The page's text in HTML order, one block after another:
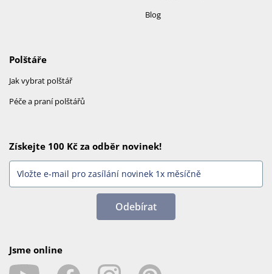
Blog
Polštáře
Jak vybrat polštář
Péče a praní polštářů
Získejte 100 Kč za odběr novinek!
Odebírat
Jsme online